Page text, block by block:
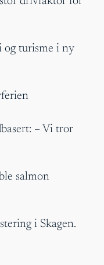
og turisme i ny
– Vi tror
salmon
i Skagen.